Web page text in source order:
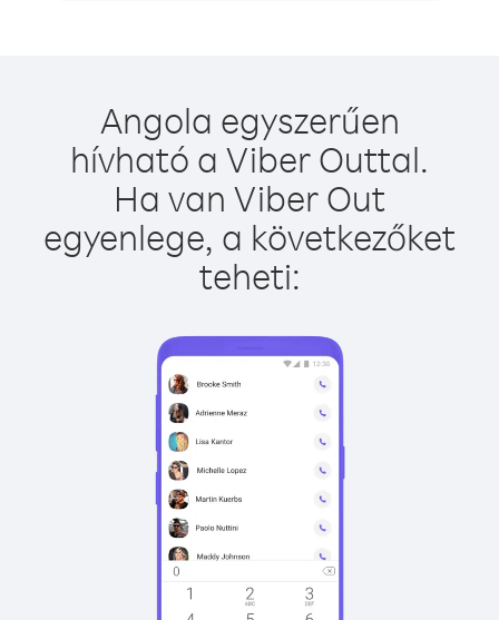
Angola egyszerűen
hívható a Viber Outtal.
Ha van Viber Out
egyenlege, a következőket
teheti: